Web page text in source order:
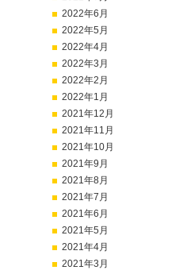
2022年6月
2022年5月
2022年4月
2022年3月
2022年2月
2022年1月
2021年12月
2021年11月
2021年10月
2021年9月
2021年8月
2021年7月
2021年6月
2021年5月
2021年4月
2021年3月